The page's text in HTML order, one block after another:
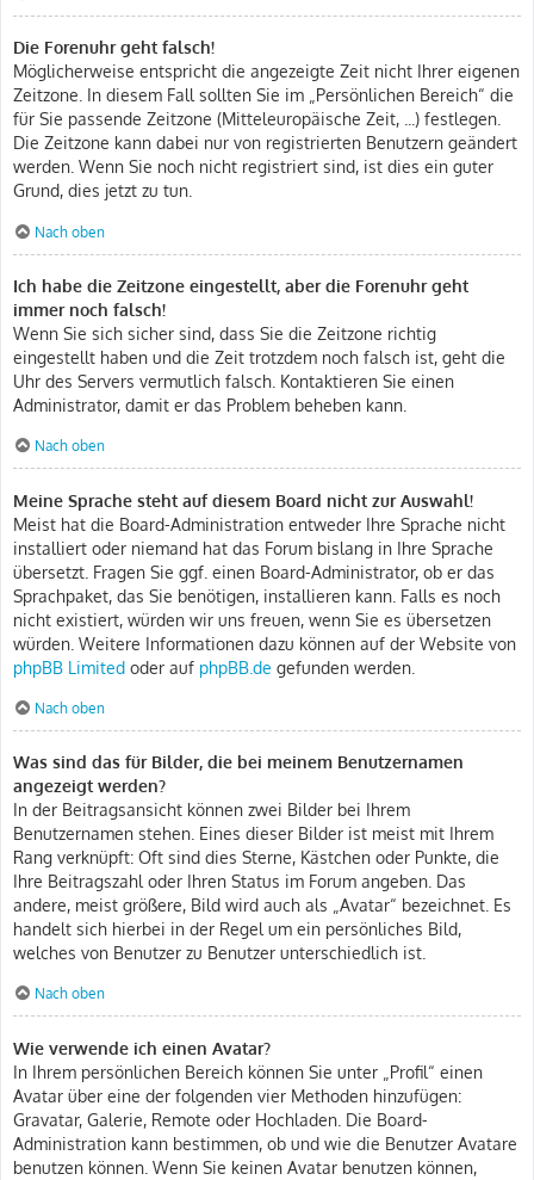
Die Forenuhr geht falsch!
Möglicherweise entspricht die angezeigte Zeit nicht Ihrer eigenen
Zeitzone. In diesem Fall sollten Sie im „Persönlichen Bereich“ die
für Sie passende Zeitzone (Mitteleuropäische Zeit, ...) festlegen.
Die Zeitzone kann dabei nur von registrierten Benutzern geändert
werden. Wenn Sie noch nicht registriert sind, ist dies ein guter
Grund, dies jetzt zu tun.
Nach oben
Ich habe die Zeitzone eingestellt, aber die Forenuhr geht
immer noch falsch!
Wenn Sie sich sicher sind, dass Sie die Zeitzone richtig
eingestellt haben und die Zeit trotzdem noch falsch ist, geht die
Uhr des Servers vermutlich falsch. Kontaktieren Sie einen
Administrator, damit er das Problem beheben kann.
Nach oben
Meine Sprache steht auf diesem Board nicht zur Auswahl!
Meist hat die Board-Administration entweder Ihre Sprache nicht
installiert oder niemand hat das Forum bislang in Ihre Sprache
übersetzt. Fragen Sie ggf. einen Board-Administrator, ob er das
Sprachpaket, das Sie benötigen, installieren kann. Falls es noch
nicht existiert, würden wir uns freuen, wenn Sie es übersetzen
würden. Weitere Informationen dazu können auf der Website von
phpBB Limited oder auf phpBB.de gefunden werden.
Nach oben
Was sind das für Bilder, die bei meinem Benutzernamen
angezeigt werden?
In der Beitragsansicht können zwei Bilder bei Ihrem
Benutzernamen stehen. Eines dieser Bilder ist meist mit Ihrem
Rang verknüpft: Oft sind dies Sterne, Kästchen oder Punkte, die
Ihre Beitragszahl oder Ihren Status im Forum angeben. Das
andere, meist größere, Bild wird auch als „Avatar“ bezeichnet. Es
handelt sich hierbei in der Regel um ein persönliches Bild,
welches von Benutzer zu Benutzer unterschiedlich ist.
Nach oben
Wie verwende ich einen Avatar?
In Ihrem persönlichen Bereich können Sie unter „Profil“ einen
Avatar über eine der folgenden vier Methoden hinzufügen:
Gravatar, Galerie, Remote oder Hochladen. Die Board-
Administration kann bestimmen, ob und wie die Benutzer Avatare
benutzen können. Wenn Sie keinen Avatar benutzen können,